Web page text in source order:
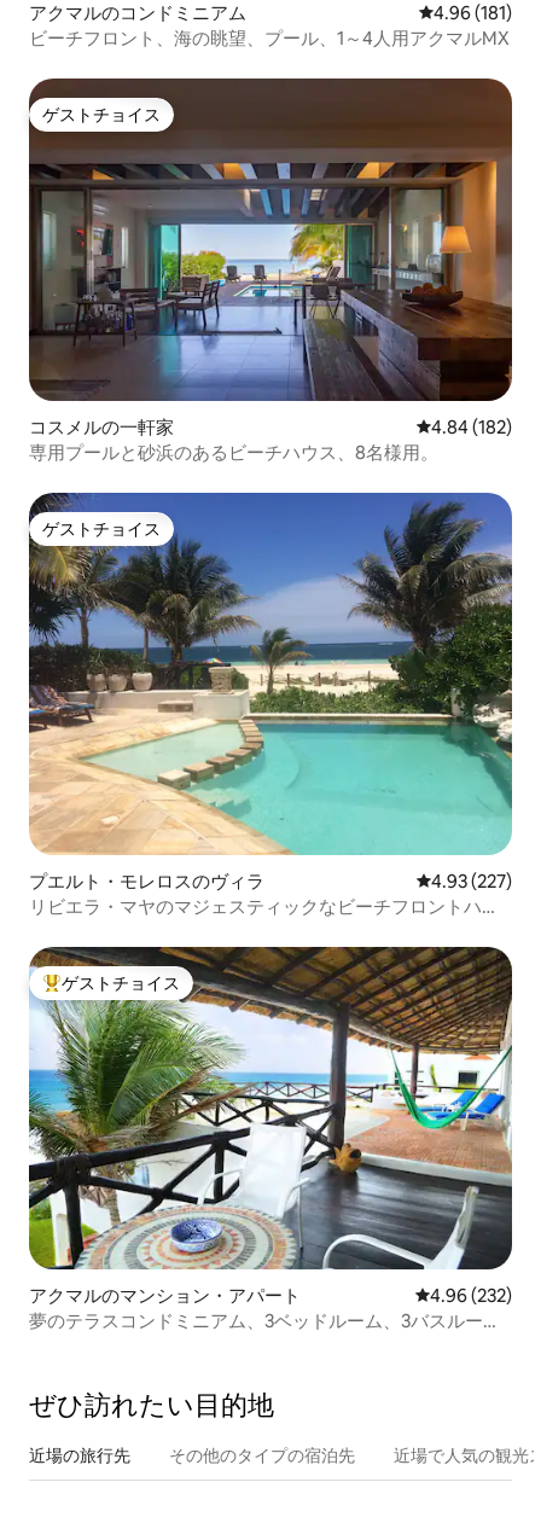
アクマルのコンドミニアム レビュー181
4.96 (181)
ビーチフロント、海の眺望、プール、1～4人用アクマルMX
ゲストチョイス
ゲストチョイス
コスメルの一軒家 レビュー182
4.84 (182)
専用プールと砂浜のあるビーチハウス、8名様用。
ゲストチョイス
ゲストチョイス
プエルト・モレロスのヴィラ レビュー227
4.93 (227)
リビエラ・マヤのマジェスティックなビーチフロントハウ
大好評のゲストチョイスです。
ゲストチョイス
アクマルのマンション・アパート レビュー232
4.96 (232)
夢のテラスコンドミニアム、3ベッドルーム、3バスルー
ぜひ訪⁠れ⁠た⁠い目⁠的⁠地
近場の旅行先 その他のタ⁠イ⁠プ⁠の宿⁠泊⁠先 近場で人気の観光